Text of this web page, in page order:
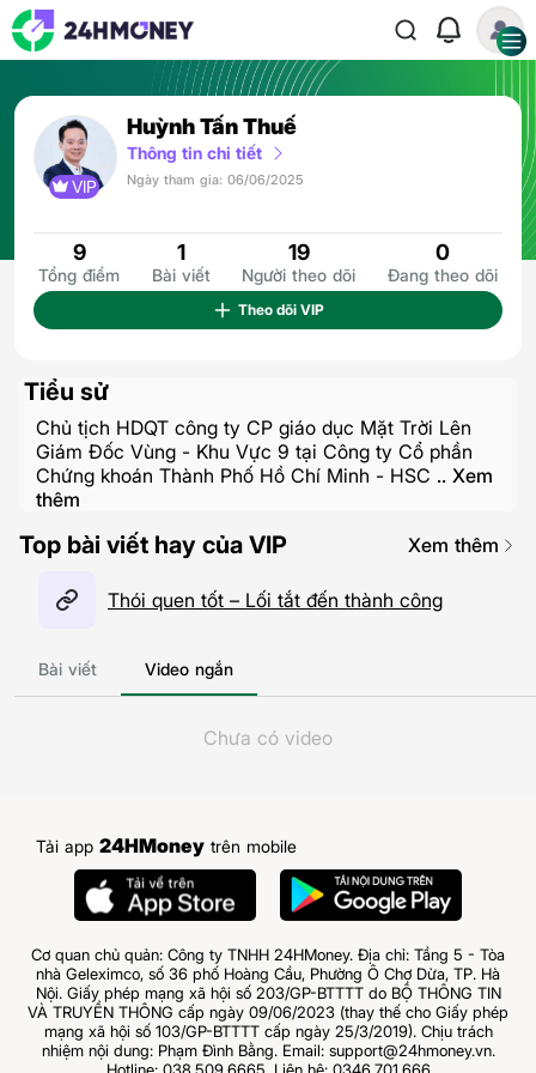
VIP
Huỳnh Tấn Thuế
Thông tin chi tiết
Ngày tham gia: 06/06/2025
9
Tổng điểm
1
Bài viết
19
Người theo dõi
0
Đang theo dõi
Theo dõi VIP
Tiểu sử
Chủ tịch HDQT công ty CP giáo dục Mặt Trời Lên
Giám Đốc Vùng - Khu Vực 9 tại Công ty Cổ phần
Chứng khoán Thành Phố Hồ Chí Minh - HSC .. Xem
thêm
Top bài viết hay của VIP Xem thêm
Thói quen tốt – Lối tắt đến thành công
Bài viết Video ngắn
Chưa có video
Tải app 24HMoney trên mobile
Cơ quan chủ quản: Công ty TNHH 24HMoney. Địa chỉ: Tầng 5 - Tòa
nhà Geleximco, số 36 phố Hoàng Cầu, Phường Ô Chợ Dừa, TP. Hà
Nội. Giấy phép mạng xã hội số 203/GP-BTTTT do BỘ THÔNG TIN
VÀ TRUYỀN THÔNG cấp ngày 09/06/2023 (thay thế cho Giấy phép
mạng xã hội số 103/GP-BTTTT cấp ngày 25/3/2019). Chịu trách
nhiệm nội dung: Phạm Đình Bằng. Email: support@24hmoney.vn.